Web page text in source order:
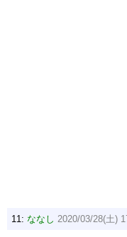
11: ななし 2020/03/28(土)